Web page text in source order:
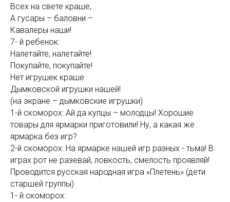
Всех на свете краше,
А гусары – баловни –
Кавалеры наши!
7- й ребенок:
Налетайте, налетайте!
Покупайте, покупайте!
Нет игрушек краше
Дымковской игрушки нашей!
(на экране – дымковские игрушки)
1-й скоморох: Ай да купцы – молодцы! Хорошие
товары для ярмарки приготовили! Ну, а какая же
ярмарка без игр?
2-й скоморох: На ярмарке нашей игр разных - тьма! В
играх рот не разевай, ловкость, смелость проявляй!
Проводится русская народная игра «Плетень» (дети
старшей группы)
1- й скоморох: